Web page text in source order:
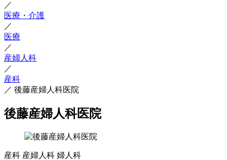
／
医療・介護
／
医療
／
産婦人科
／
産科
／ 後藤産婦人科医院
後藤産婦人科医院
産科 産婦人科 婦人科